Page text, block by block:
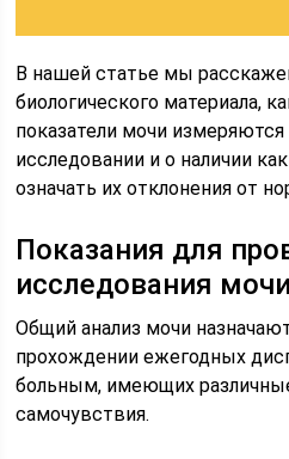
В нашей статье мы
биологического материала,
показатели мочи
исследовании и о наличии
означать их отклонения от
Показания для
исследования мочи
Общий анализ мочи
прохождении ежегодных
больным, имеющих
самочувствия.